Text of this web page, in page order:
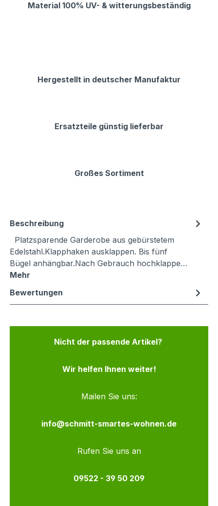
Material 100% UV- & witterungsbeständig
Hergestellt in deutscher Manufaktur
Ersatzteile günstig lieferbar
Großes Sortiment
Beschreibung
Platzsparende Garderobe aus gebürstetem
Edelstahl.Klapphaken ausklappen. Bis fünf
Bügel anhängbar.Nach Gebrauch hochklappe…
Mehr
Bewertungen
Nicht der passende Artikel?
Wir helfen Ihnen weiter!
Mailen Sie uns:
info@schmitt-smartes-wohnen.de
Rufen Sie uns an
09522 - 39 50 209